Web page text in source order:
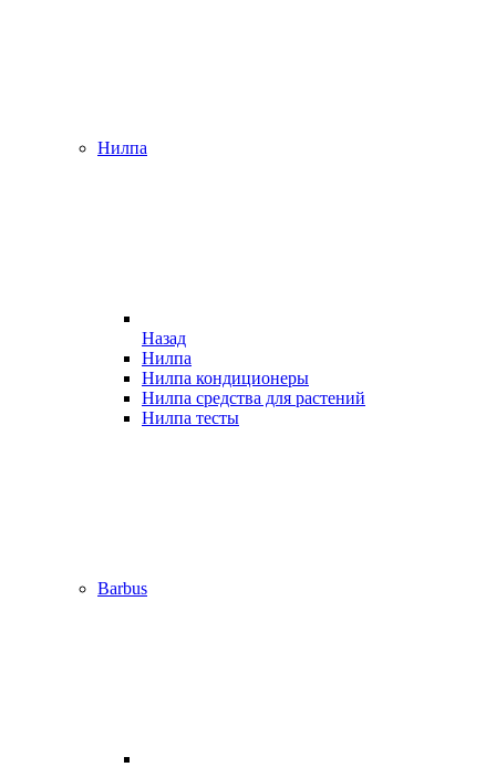
Нилпа
Назад
Нилпа
Нилпа кондиционеры
Нилпа средства для растений
Нилпа тесты
Barbus